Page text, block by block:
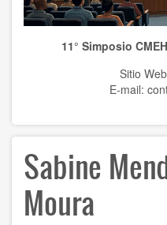
Sciences
Culture
History
11° Simposio
Sitio
E-mail:
Sabine
Moura